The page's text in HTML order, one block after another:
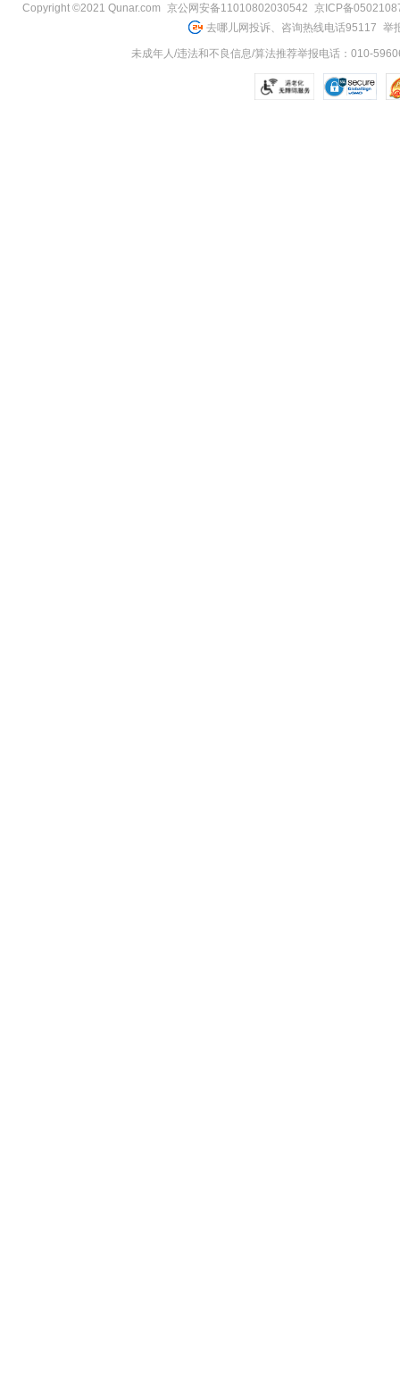
Copyright ©2021 Qunar.com 京公网安备11010802030542
京ICP备
去哪儿网投诉、咨询热线电话95117 举
未成年人/违法和不良信息/算法推荐举报电话：010-